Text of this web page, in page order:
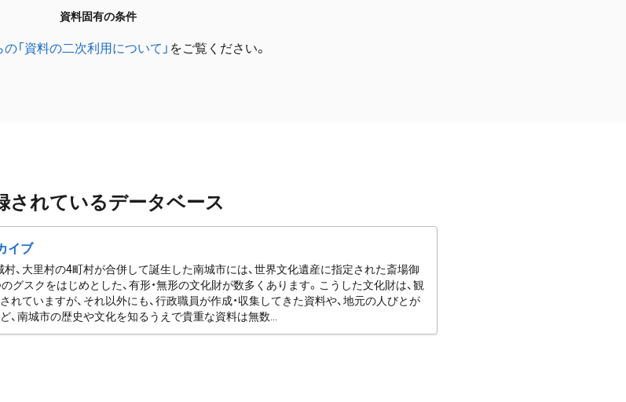
資料固有の条件
の「資料の二次利用について」 をご覧ください。
されているデータベース
イブ
村、大里村の4町村が合併して誕生した南城市には、世界文化遺産に指定された斎場御
グスクをはじめとした、有形・無形の文化財が数多くあります。こうした文化財は、観
れていますが、それ以外にも、行政職員が作成・収集してきた資料や、地元の人びとが
、南城市の歴史や文化を知るうえで貴重な資料は無数...